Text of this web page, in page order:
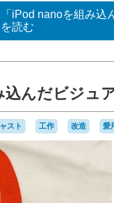
「iPod nanoを組み
を読む
んだビジュ
スト 工作 改造 愛